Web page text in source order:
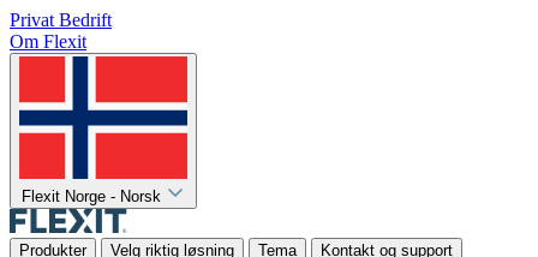
Privat Bedrift
Om Flexit
Flexit Norge - Norsk
Produkter Velg riktig løsning Tema Kontakt og support